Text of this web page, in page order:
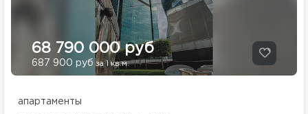
68 790 000 руб
687 900 руб за 1 кв.м.
апартаменты